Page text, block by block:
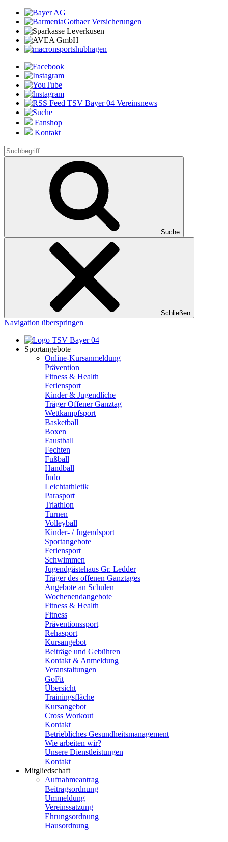
Fanshop
Kontakt
Suche
Schließen
Navigation überspringen
Sportangebote
Online-Kursanmeldung
Prävention
Fitness & Health
Feriensport
Kinder & Jugendliche
Träger Offener Ganztag
Wettkampfsport
Basketball
Boxen
Faustball
Fechten
Fußball
Handball
Judo
Leichtathletik
Parasport
Triathlon
Turnen
Volleyball
Kinder- / Jugendsport
Sportangebote
Feriensport
Schwimmen
Jugendgästehaus Gr. Ledder
Träger des offenen Ganztages
Angebote an Schulen
Wochenendangebote
Fitness & Health
Fitness
Präventionssport
Rehasport
Kursangebot
Beiträge und Gebühren
Kontakt & Anmeldung
Veranstaltungen
GoFit
Übersicht
Trainingsfläche
Kursangebot
Cross Workout
Kontakt
Betriebliches Gesundheitsmanagement
Wie arbeiten wir?
Unsere Dienstleistungen
Kontakt
Mitgliedschaft
Aufnahmeantrag
Beitragsordnung
Ummeldung
Vereinssatzung
Ehrungsordnung
Hausordnung